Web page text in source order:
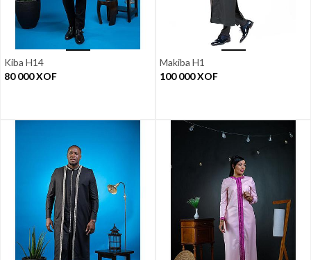
Kiba H14
80 000XOF
Makiba H1
100 000XOF